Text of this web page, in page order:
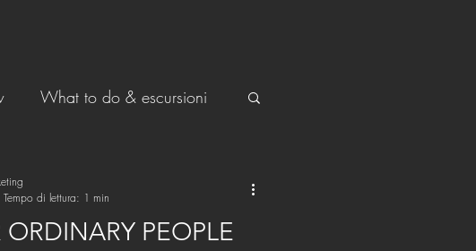
What to do & escursioni
PEOPLE
Tempo di lettura: 1 min